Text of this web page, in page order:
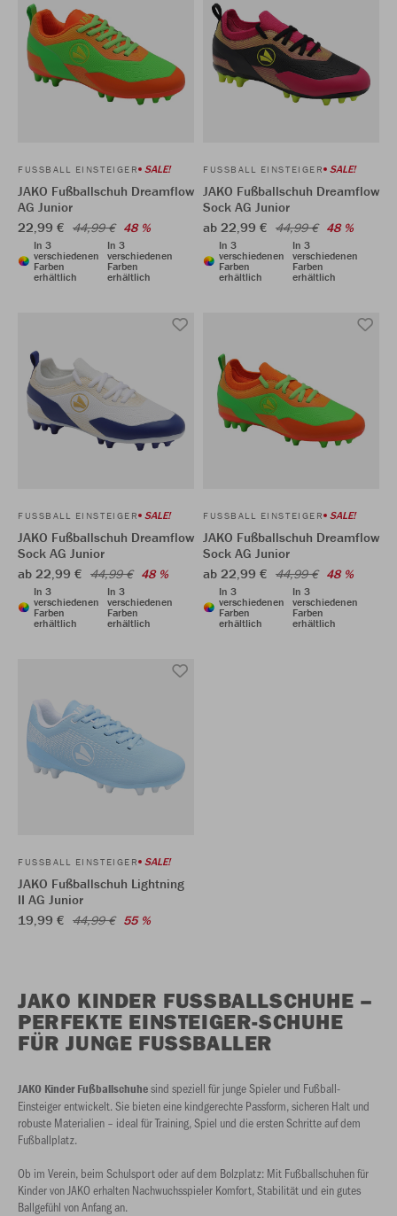
FUSSBALL EINSTEIGER SALE!
JAKO Fußballschuh Dreamflow
AG Junior
22,99 € 44,99 € 48 %
In 3
verschiedenen
Farben
erhältlich
In 3
verschiedenen
Farben
erhältlich
FUSSBALL EINSTEIGER SALE!
JAKO Fußballschuh Dreamflow
Sock AG Junior
ab 22,99 € 44,99 € 48 %
In 3
verschiedenen
Farben
erhältlich
In 3
verschiedenen
Farben
erhältlich
FUSSBALL EINSTEIGER SALE!
JAKO Fußballschuh Dreamflow
Sock AG Junior
ab 22,99 € 44,99 € 48 %
In 3
verschiedenen
Farben
erhältlich
In 3
verschiedenen
Farben
erhältlich
FUSSBALL EINSTEIGER SALE!
JAKO Fußballschuh Dreamflow
Sock AG Junior
ab 22,99 € 44,99 € 48 %
In 3
verschiedenen
Farben
erhältlich
In 3
verschiedenen
Farben
erhältlich
FUSSBALL EINSTEIGER SALE!
JAKO Fußballschuh Lightning
II AG Junior
19,99 € 44,99 € 55 %
JAKO KINDER FUSSBALLSCHUHE – P
ERFEKTE EINSTEIGER-SCHUHE F
ÜR JUNGE FUSSBALLER
JAKO Kinder Fußballschuhesind speziell für junge Spieler und Fußball-
Einsteiger entwickelt. Sie bieten eine kindgerechte Passform, sicheren Halt und
robuste Materialien – ideal für Training, Spiel und die ersten Schritte auf dem
Fußballplatz.
Ob im Verein, beim Schulsport oder auf dem Bolzplatz: Mit Fußballschuhen für
Kinder von JAKO erhalten Nachwuchsspieler Komfort, Stabilität und ein gutes
Ballgefühl von Anfang an.